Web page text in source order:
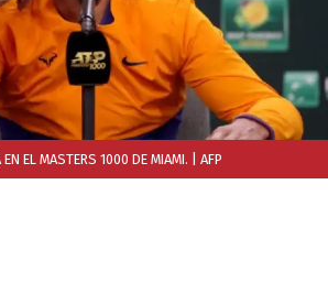
EL MASTERS 1000 DE MIAMI. | AFP